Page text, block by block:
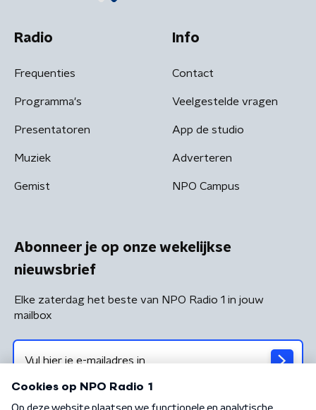
Radio
Frequenties
Programma's
Presentatoren
Muziek
Gemist
Info
Contact
Veelgestelde vragen
App de studio
Adverteren
NPO Campus
Abonneer je op onze wekelijkse
nieuwsbrief
Elke zaterdag het beste van NPO Radio 1 in jouw
mailbox